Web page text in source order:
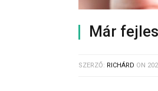
Már
SZERZŐ: RICHÁRD ON